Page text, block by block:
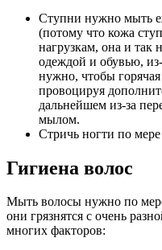
Ступни нужно мыть
(потому что кожа
нагрузкам, она и так
одеждой и обувью,
нужно, чтобы
провоцируя
дальнейшем из-за
мылом.
Стричь ногти по
Гигиена волос
Мыть волосы нужно по
они грязнятся с очень
многих факторов: